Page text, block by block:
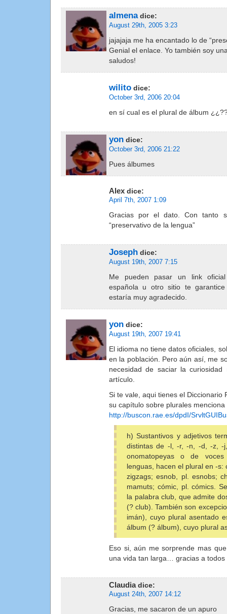
almenadice:
August 29th, 2005 3:23
jajajaja me ha encantado lo de
Genial el enlace. Yo también soy
saludos!
wilito dice:
October 3rd, 2006 20:04
en sí cual es el plural de álbum
yon dice:
October 3rd, 2006 21:22
Pues álbumes
Alex dice:
April 7th, 2007 1:09
Gracias por el dato. Con tanto
“preservativo de la lengua”
Joseph dice:
August 19th, 2007 7:15
Me pueden pasar un link
española u otro sitio te
estaría muy agradecido.
yon dice:
August 19th, 2007 19:41
El idioma no tiene datos oficiales,
en la población. Pero aún así, me
necesidad de saciar la
artículo.
Si te vale, aqui tienes el Diccionario
su capítulo sobre plurales menciona
http://buscon.rae.es/dpdI/
h) Sustantivos y adjetivos
distintas de -l, -r, -n, -d, -z,
onomatopeyas o de
lenguas, hacen el plural en -s:
zigzags; esnob, pl. esnobs;
mamuts; cómic, pl. cómics.
la palabra club, que admite
(? club). También son
imán), cuyo plural asentado
álbum (? álbum), cuyo plural
Eso si, aún me sorprende mas
una vida tan larga… gracias a todos
Claudiadice:
August 24th, 2007 14:12
Gracias, me sacaron de un apuro